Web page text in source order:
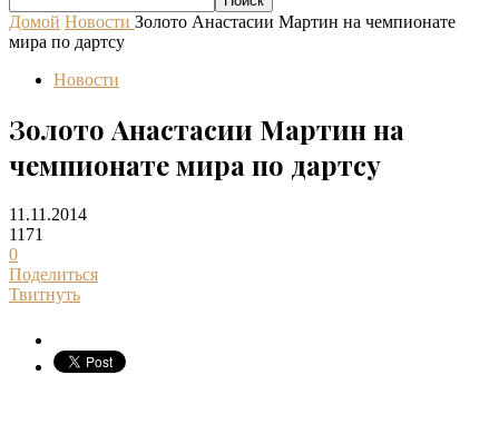
Домой Новости Золото Анастасии Мартин на чемпионате
мира по дартсу
Новости
Золото Анастасии Мартин на
чемпионате мира по дартсу
11.11.2014
1171
0
Поделиться
Твитнуть